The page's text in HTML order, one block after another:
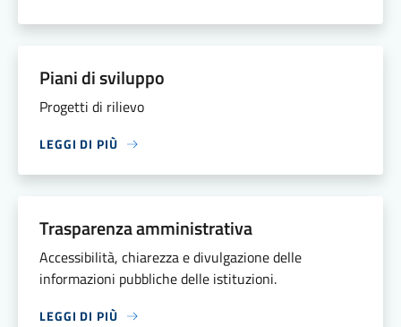
Piani di sviluppo
Progetti di rilievo
LEGGI DI PIÙ
Trasparenza amministrativa
Accessibilità, chiarezza e divulgazione delle
informazioni pubbliche delle istituzioni.
LEGGI DI PIÙ